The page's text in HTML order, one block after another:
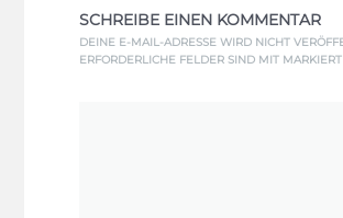
SCHREIBE EINEN KOMMENTAR
DEINE E-MAIL-ADRESSE WIRD NICHT
ERFORDERLICHE FELDER SIND MIT MARKIERT